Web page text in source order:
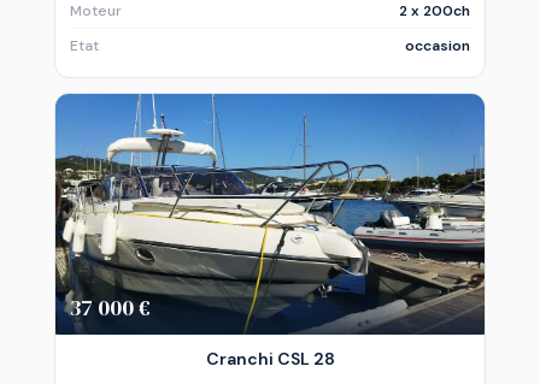
Moteur
2 x 200ch
Etat
occasion
37 000 €
Cranchi CSL 28